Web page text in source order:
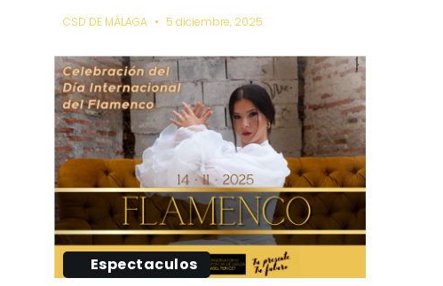
CSD DE MÁLAGA 5 diciembre, 2025
Espectaculos